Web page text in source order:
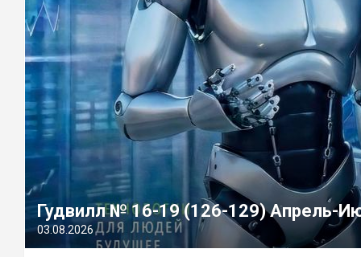
Гудвилл № 16-19 (126-129) Апрель-
03.08.2026